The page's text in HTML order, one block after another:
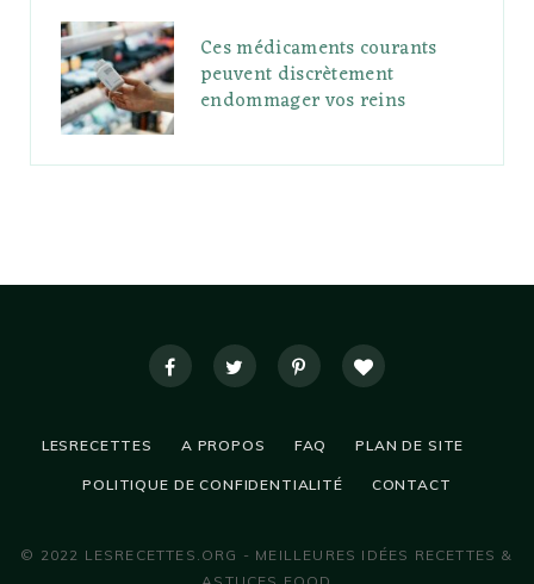
Ces médicaments courants
peuvent discrètement
endommager vos reins
LESRECETTES A PROPOS FAQ PLAN DE SITE
POLITIQUE DE CONFIDENTIALITÉ CONTACT
© 2022 LESRECETTES.ORG - MEILLEURES IDÉES RECETTES &